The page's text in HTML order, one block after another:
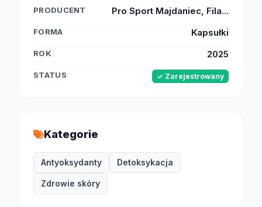
PRODUCENT Pro Sport Majdaniec, Fila...
FORMA Kapsułki
ROK 2025
STATUS ✓ Zarejestrowany
Kategorie
Antyoksydanty Detoksykacja
Zdrowie skóry